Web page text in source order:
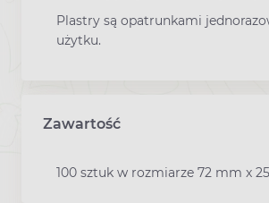
Plastry są opatrunkami
użytku.
Zawartość
100 sztuk w rozmiarze 72 mm x